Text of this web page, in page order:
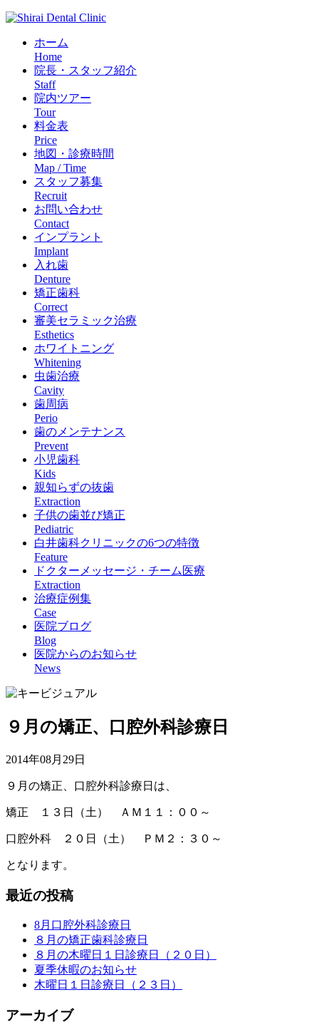
ホーム
Home
院長・スタッフ紹介
Staff
院内ツアー
Tour
料金表
Price
地図・診療時間
Map / Time
スタッフ募集
Recruit
お問い合わせ
Contact
インプラント
Implant
入れ歯
Denture
矯正歯科
Correct
審美セラミック治療
Esthetics
ホワイトニング
Whitening
虫歯治療
Cavity
歯周病
Perio
歯のメンテナンス
Prevent
小児歯科
Kids
親知らずの抜歯
Extraction
子供の歯並び矯正
Pediatric
白井歯科クリニックの6つの特徴
Feature
ドクターメッセージ・チーム医療
Extraction
治療症例集
Case
医院ブログ
Blog
医院からのお知らせ
News
９月の矯正、口腔外科診療日
2014年08月29日
９月の矯正、口腔外科診療日は、
矯正 １３日（土） ＡＭ１１：００～
口腔外科 ２０日（土） ＰＭ２：３０～
となります。
最近の投稿
8月口腔外科診療日
８月の矯正歯科診療日
８月の木曜日１日診療日（２０日）
夏季休暇のお知らせ
木曜日１日診療日（２３日）
アーカイブ